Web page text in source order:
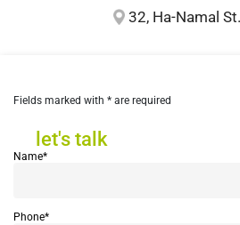
32, Ha-Namal
Fields marked with * are required
let's talk
Name*
Phone*